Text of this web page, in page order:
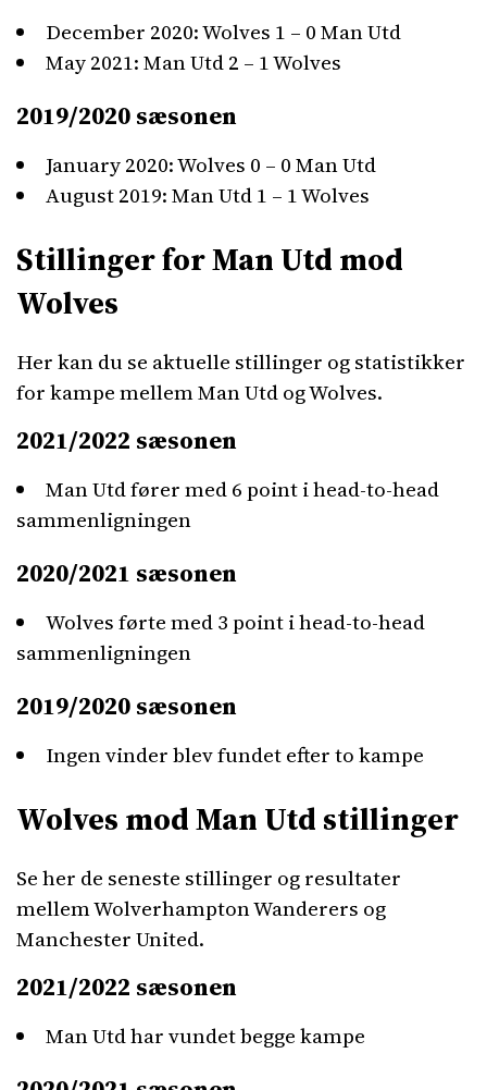
December 2020: Wolves 1 – 0 Man Utd
May 2021: Man Utd 2 – 1 Wolves
2019/2020 sæsonen
January 2020: Wolves 0 – 0 Man Utd
August 2019: Man Utd 1 – 1 Wolves
Stillinger for Man Utd mod
Wolves
Her kan du se aktuelle stillinger og statistikker
for kampe mellem Man Utd og Wolves.
2021/2022 sæsonen
Man Utd fører med 6 point i head-to-head
sammenligningen
2020/2021 sæsonen
Wolves førte med 3 point i head-to-head
sammenligningen
2019/2020 sæsonen
Ingen vinder blev fundet efter to kampe
Wolves mod Man Utd stillinger
Se her de seneste stillinger og resultater
mellem Wolverhampton Wanderers og
Manchester United.
2021/2022 sæsonen
Man Utd har vundet begge kampe